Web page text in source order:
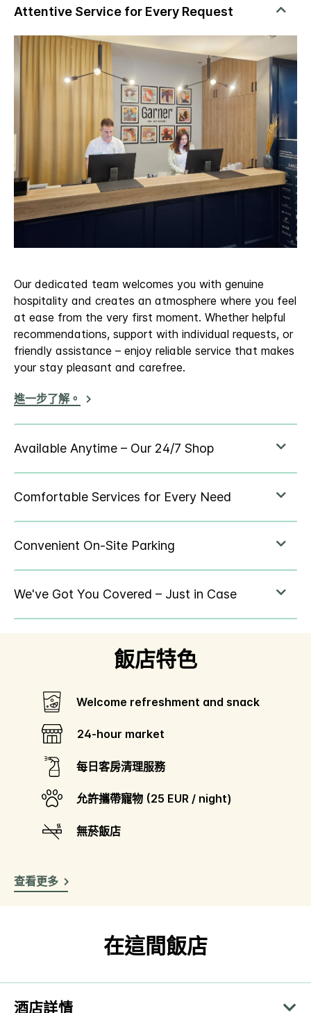
Our dedicated team welcomes you with genuine
hospitality and creates an atmosphere where you feel
at ease from the very first moment. Whether helpful
recommendations, support with individual requests, or
friendly assistance – enjoy reliable service that makes
your stay pleasant and carefree.
進一步了解。
飯店特色
Welcome refreshment and snack
24-hour market
每日客房清理服務
允許攜帶寵物 (25 EUR / night)
無菸飯店
查看更多
在這間飯店
酒店詳情